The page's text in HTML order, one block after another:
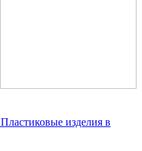
Пластиковые изделия в